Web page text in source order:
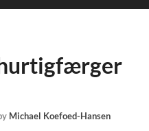
Michael Koefoed-Hansen